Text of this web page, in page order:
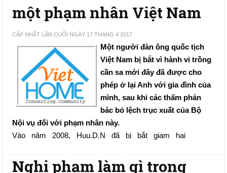
một phạm nhân Việt Nam
CẬP NHẬT LẦN CUỐI NGÀY 17 THÁNG 4 2017
Một người đàn ông quốc tịch
Việt Nam bị bắt vì hành vi trồng
cần sa mới đây đã được cho
phép ở lại Anh với gia đình của
mình, sau khi các thẩm phán
bác bỏ lệch trục xuất của Bộ
Nội vụ đối với phạm nhân này.
Vào   năm   2008,   Huu.D.N   đã   bị   bắt   giam   hai
Nghi phạm làm gì trong